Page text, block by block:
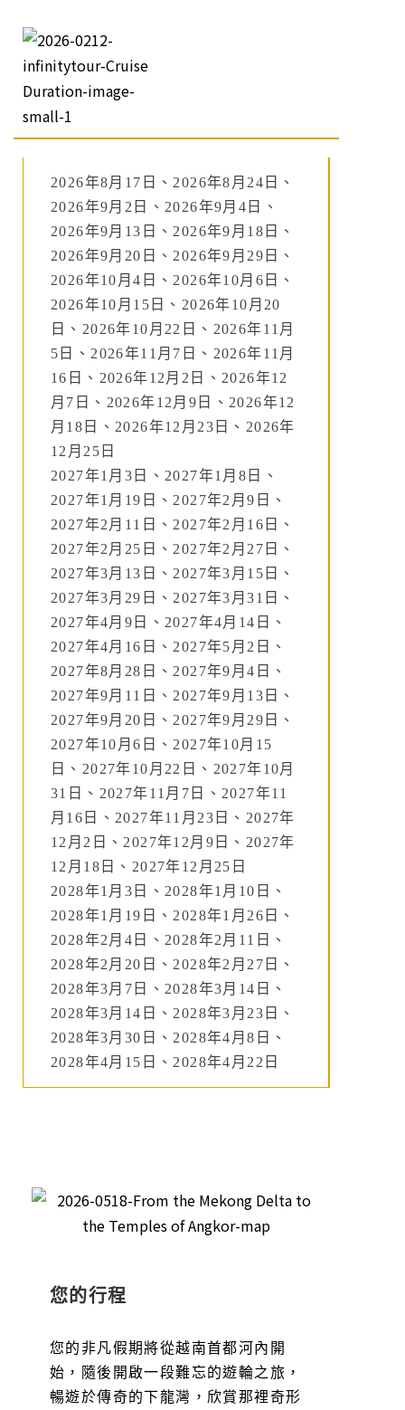
2026年8月17日、2026年8月24日、
2026年9月2日、2026年9月4日、
2026年9月13日、2026年9月18日、
2026年9月20日、2026年9月29日、
2026年10月4日、2026年10月6日、
2026年10月15日、2026年10月20
日、2026年10月22日、2026年11月
5日、2026年11月7日、2026年11月
16日、2026年12月2日、2026年12
月7日、2026年12月9日、2026年12
月18日、2026年12月23日、2026年
12月25日
2027年1月3日、2027年1月8日、
2027年1月19日、2027年2月9日、
2027年2月11日、2027年2月16日、
2027年2月25日、2027年2月27日、
2027年3月13日、2027年3月15日、
2027年3月29日、2027年3月31日、
2027年4月9日、2027年4月14日、
2027年4月16日、2027年5月2日、
2027年8月28日、2027年9月4日、
2027年9月11日、2027年9月13日、
2027年9月20日、2027年9月29日、
2027年10月6日、2027年10月15
日、2027年10月22日、2027年10月
31日、2027年11月7日、2027年11
月16日、2027年11月23日、2027年
12月2日、2027年12月9日、2027年
12月18日、2027年12月25日
2028年1月3日、2028年1月10日、
2028年1月19日、2028年1月26日、
2028年2月4日、2028年2月11日、
2028年2月20日、2028年2月27日、
2028年3月7日、2028年3月14日、
2028年3月14日、2028年3月23日、
2028年3月30日、2028年4月8日、
2028年4月15日、2028年4月22日
您的行程
您的非凡假期將從越南首都河內開
始，隨後開啟一段難忘的遊輪之旅，
暢遊於傳奇的下龍灣，欣賞那裡奇形